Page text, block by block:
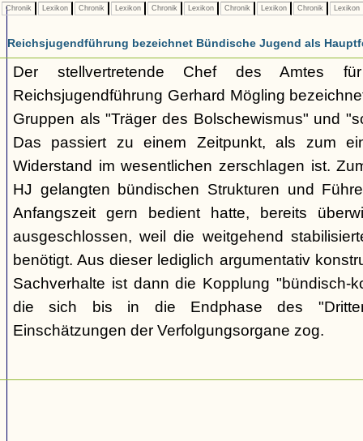
Chronik Lexikon Chronik Lexikon Chronik Lexikon Chronik Lexikon Chronik Lexikon
Reichsjugendführung bezeichnet Bündische Jugend als
Der stellvertretende Chef des Amtes
Reichsjugendführung Gerhard Mögling
Gruppen als "Träger des Bolschewismus" und
Das passiert zu einem Zeitpunkt, als zum
Widerstand im wesentlichen zerschlagen ist.
HJ gelangten bündischen Strukturen und
Anfangszeit gern bedient hatte, bereits
ausgeschlossen, weil die weitgehend
benötigt. Aus dieser lediglich argumentativ
Sachverhalte ist dann die Kopplung "bündisch-
die sich bis in die Endphase des
Einschätzungen der Verfolgungsorgane zog.